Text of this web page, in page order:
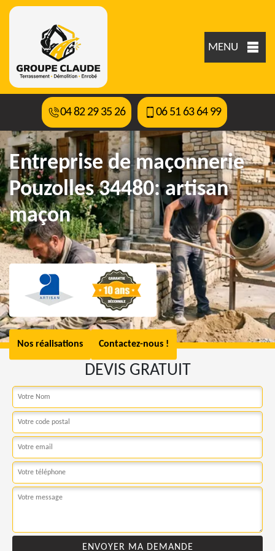
MENU
04 82 29 35 26 06 51 63 64 99
Entreprise de maçonnerie
Pouzolles 34480: artisan
maçon
Nos réalisations Contactez-nous !
DEVIS GRATUIT